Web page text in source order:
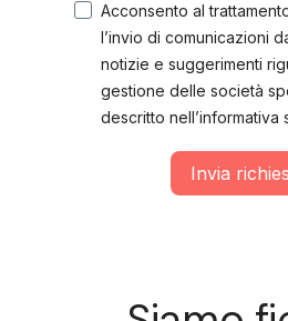
Acconsento al
l’invio di comunicazioni
notizie e suggerimenti
gestione delle società
descritto nell’informativa
Invia